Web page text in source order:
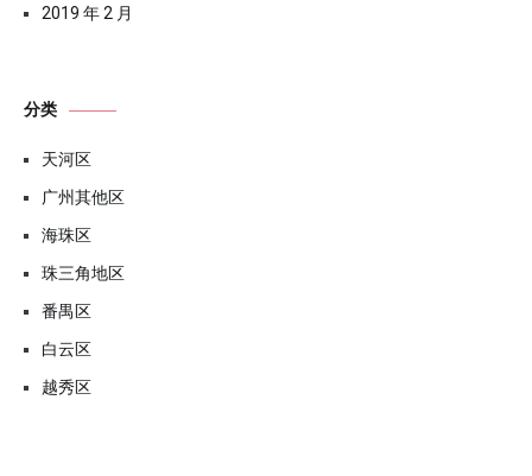
2019 年 2 月
分类
天河区
广州其他区
海珠区
珠三角地区
番禺区
白云区
越秀区